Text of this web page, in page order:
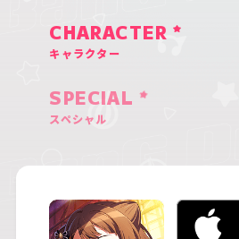
CHARACTER
キャラクター
SPECIAL
スペシャル